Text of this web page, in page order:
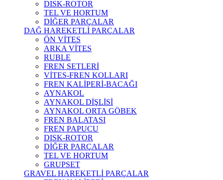
DISK-ROTOR
TEL VE HORTUM
DİĞER PARÇALAR
DAĞ HAREKETLİ PARÇALAR
ÖN VİTES
ARKA VİTES
RUBLE
FREN SETLERİ
VİTES-FREN KOLLARI
FREN KALİPERİ-BACAĞI
AYNAKOL
AYNAKOL DİŞLİSİ
AYNAKOL ORTA GÖBEK
FREN BALATASI
FREN PAPUCU
DISK-ROTOR
DİĞER PARÇALAR
TEL VE HORTUM
GRUPSET
GRAVEL HAREKETLİ PARÇALAR